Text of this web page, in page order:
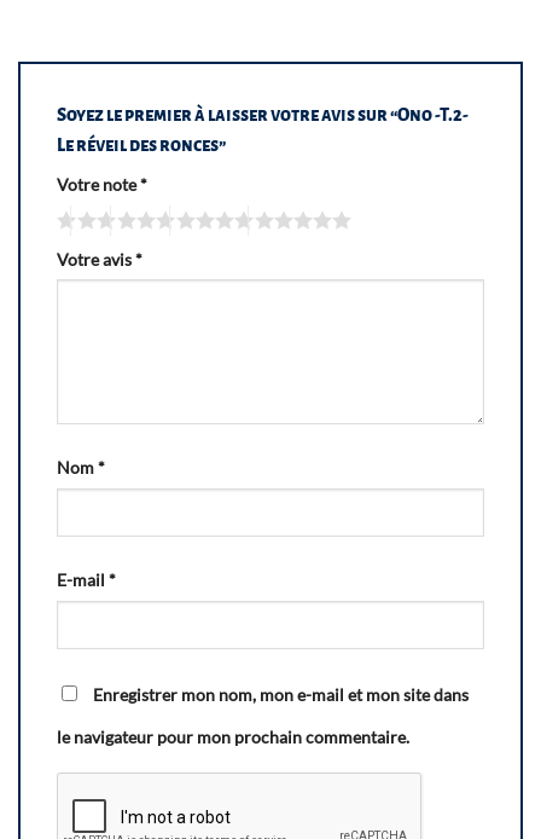
Soyez le premier à laisser votre avis sur “Ono -T.2-
Le réveil des ronces”
Votre note*
Votre avis*
Nom*
E-mail *
Enregistrer mon nom, mon e-mail et mon site dans
le navigateur pour mon prochain commentaire.